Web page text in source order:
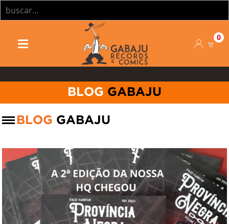
0
BLOG GABAJU
BLOG GABAJU